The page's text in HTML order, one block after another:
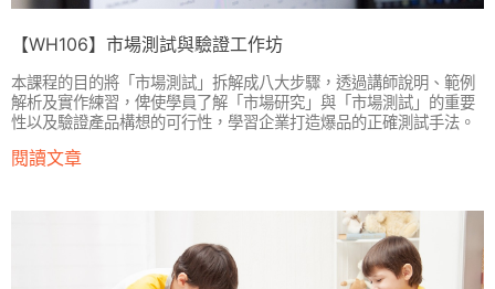
【WH106】市場測試與驗證工作坊
本課程的目的將「市場測試」拆解成八大步驟，透過講師說明、範例
解析及實作練習，俾使學員了解「市場研究」與「市場測試」的重要
性以及驗證產品構想的可行性，學習企業打造爆品的正確測試手法。
閱讀文章